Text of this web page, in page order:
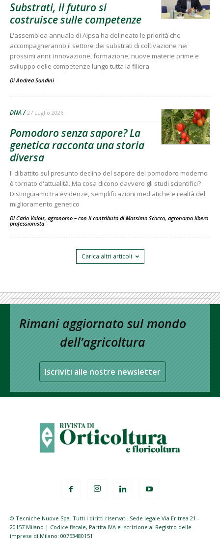
Substrati, il futuro si
costruisce sulle competenze
L'assemblea annuale di Aipsa ha delineato le priorità che
accompagneranno il settore dei substrati di coltivazione nei
prossimi anni: innovazione, formazione, nuove materie prime e
sviluppo delle competenze lungo tutta la filiera
Di Andrea Sandini -
DNA 27 Luglio 2026
Pomodoro senza sapore? La
genetica racconta una storia
diversa
Il dibattito sul presunto declino del sapore del pomodoro moderno
è tornato d'attualità. Ma cosa dicono davvero gli studi scientifici?
Distinguiamo tra evidenze, semplificazioni mediatiche e realtà del
miglioramento genetico
Di Carlo Valois, agronomo – con il contributo di Massimo Scacco, agronomo libero
professionista -
Carica altri articoli
Rimani aggiornato sul mondo
dell’agricoltura
Iscriviti alle nostre newsletter
© Tecniche Nuove Spa. Tutti i diritti riservati. Sede legale Via Eritrea 21 -
20157 Milano | Codice fiscale, Partita IVA e Iscrizione al Registro delle
imprese di Milano: 00753480151